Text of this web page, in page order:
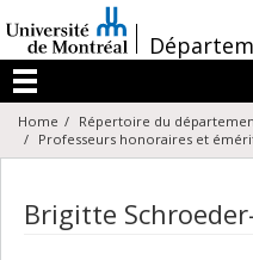
au
contenu
/
Menu
Home
Répertoire du
Professeurs honoraires et
Brigitte